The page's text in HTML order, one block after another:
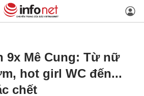
9x Mê Cung: Từ nữ
hot girl WC đến...
chết